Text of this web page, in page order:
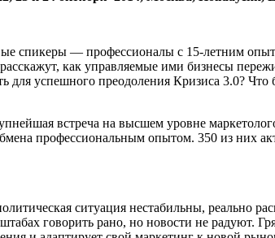
— профессионалы с 15-летним
как управляемые ими бизнесы
успешного преодоления Кризиса 3.0?
встреча на высшем уровне
профессиональным опытом. 350 из них
ситуация нестабильны, реально
говорить рано, но новости не радуют.